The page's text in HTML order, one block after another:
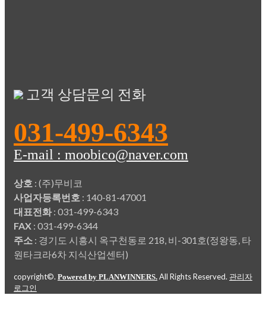
고객 상담문의 전화
031-499-6343
E-mail : moobico@naver.com
상호 : (주)무비코
사업자등록번호 : 140-81-47001
대표전화: 031-499-6343
FAX : 031-499-6344
주소 : 경기도 시흥시 옥구천동로 218, 비-301호(정왕동, 타
원타크라6차 지식산업센터)
copyright©. Powered by PLANWINNERS. All Rights Reserved. 관리자
로그인